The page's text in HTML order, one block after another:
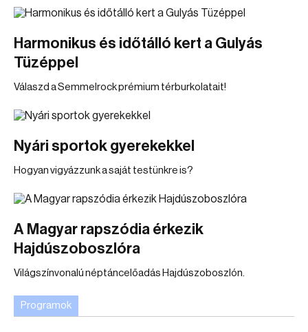
Harmonikus és időtálló kert a Gulyás
Tüzéppel
Válaszd a Semmelrock prémium térburkolatait!
Nyári sportok gyerekekkel
Hogyan vigyázzunk a saját testünkre is?
A Magyar rapszódia érkezik
Hajdúszoboszlóra
Világszínvonalú néptáncelőadás Hajdúszoboszlón.
Programok